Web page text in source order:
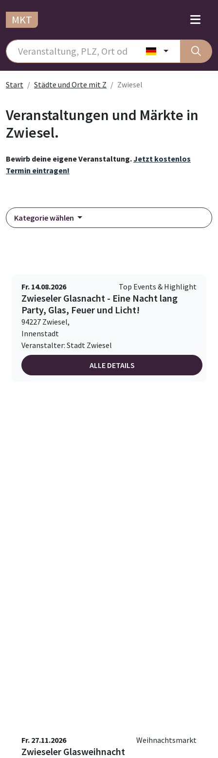
MKT
Start Städte und Orte mit Z Zwiesel
Veranstaltungen und Märkte in
Zwiesel.
Bewirb deine eigene Veranstaltung.Jetzt kostenlos
Termin eintragen!
Kategorie wählen
Fr. 14.08.2026 Top Events & Highlight
Zwieseler Glasnacht - Eine Nacht lang
Party, Glas, Feuer und Licht!
94227 Zwiesel,
Innenstadt
Veranstalter: Stadt Zwiesel
ALLE DETAILS
Fr. 27.11.2026 Weihnachtsmarkt
Zwieseler Glasweihnacht